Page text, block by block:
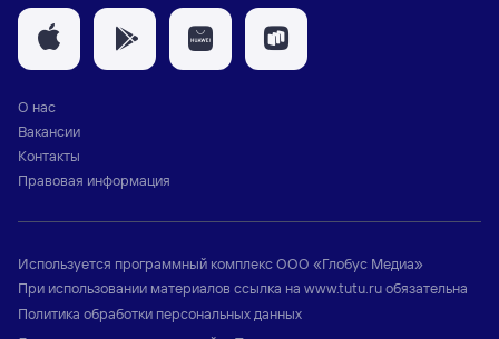
О нас
Вакансии
Контакты
Правовая информация
Используется программный комплексООО «Глобус Медиа»
При использовании материалов ссылка на www.tutu.ruобязательна
Политика обработки персональных данных